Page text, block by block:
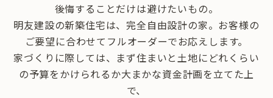
後悔することだけは避けたいもの。
明友建設の新築住宅は、完全自由設計の家。お客様の
ご要望に合わせてフルオーダーでお応えします。
家づくりに際しては、まず住まいと土地にどれくらい
の予算をかけられるか大まかな資金計画を立てた上
で、